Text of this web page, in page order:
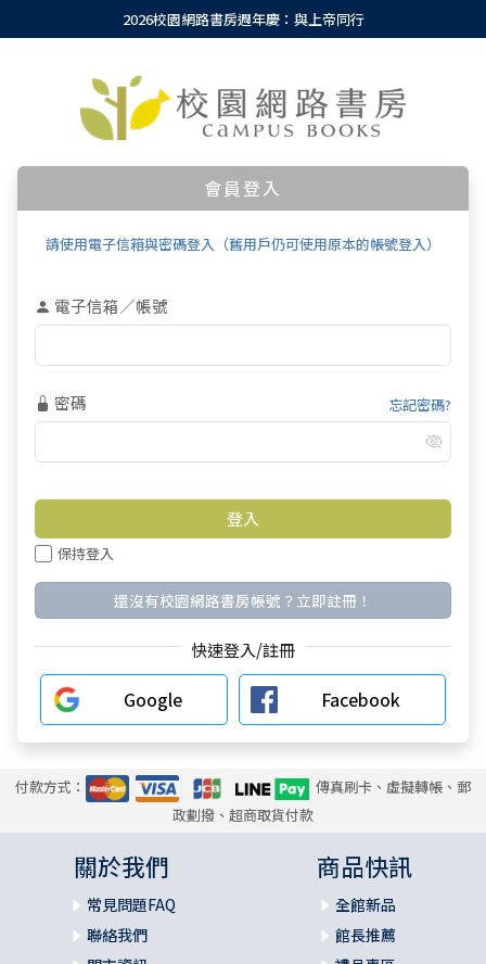
2026校園網路書房週年慶：與上帝同行
會員登入
請使用電子信箱與密碼登入（舊用戶仍可使用原本的帳號登入）
電子信箱／帳號
密碼 忘記密碼?
保持登入
還沒有校園網路書房帳號？立即註冊！
快速登入/註冊
Google Facebook
付款方式：
傳真刷卡、虛擬轉帳、郵
政劃撥、超商取貨付款
關於我們
常見問題FAQ
聯絡我們
商品快訊
全館新品
館長推薦